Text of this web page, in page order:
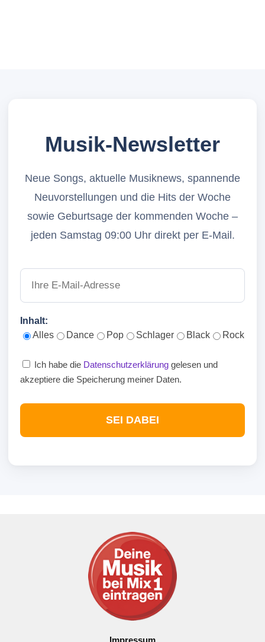
Musik-Newsletter
Neue Songs, aktuelle Musiknews, spannende
Neuvorstellungen und die Hits der Woche
sowie Geburtsage der kommenden Woche –
jeden Samstag 09:00 Uhr direkt per E-Mail.
Inhalt:
Alles
Dance Pop Schlager Black Rock
Ich habe die Datenschutzerklärung gelesen und
akzeptiere die Speicherung meiner Daten.
SEI DABEI